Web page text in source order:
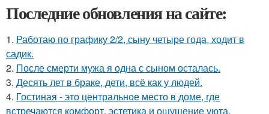
Последние обновления на сайте:
1. Работаю по графику 2/2, сыну четыре года, ходит в
садик.
2. После смерти мужа я одна с сыном осталась.
3. Десять лет в браке, дети, всё как у людей.
4. Гостиная - это центральное место в доме, где
встречаются комфорт, эстетика и ощущение уюта.